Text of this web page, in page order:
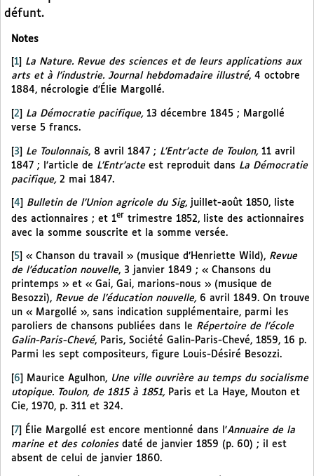
défunt.
Notes
1
La Nature. Revue des sciences et de leurs applications aux
arts et à l’industrie. Journal hebdomadaire illustré, 4 octobre
1884, nécrologie d’Élie Margollé.
2 La Démocratie pacifique, 13 décembre 1845 ; Margollé
verse 5 francs.
[3] Le Toulonnais, 8 avril 1847 ; L’Entr’acte de Toulon, 11 avril
1847 ; l’article de L’Entr’acte est reproduit dans La Démocratie
pacifique, 2 mai 1847.
4 Bulletin de l’Union agricole du Sig, juillet-août 1850, liste
des actionnaires ; et 1er trimestre 1852, liste des actionnaires
avec la somme souscrite et la somme versée.
5 « Chanson du travail » (musique d’Henriette Wild), Revue
de l’éducation nouvelle, 3 janvier 1849 ; « Chansons du
printemps » et « Gai, Gai, marions-nous » (musique de
Besozzi), Revue de l’éducation nouvelle, 6 avril 1849. On trouve
un « Margollé », sans indication supplémentaire, parmi les
paroliers de chansons publiées dans le Répertoire de l’école
Galin-Paris-Chevé, Paris, Société Galin-Paris-Chevé, 1859, 16 p.
Parmi les sept compositeurs, figure Louis-Désiré Besozzi.
6 Maurice Agulhon, Une ville ouvrière au temps du socialisme
utopique. Toulon, de 1815 à 1851, Paris et La Haye, Mouton et
Cie, 1970, p. 311 et 324.
[7] Élie Margollé est encore mentionné dans l’Annuaire de la
marine et des colonies daté de janvier 1859 (p. 60) ; il est
absent de celui de janvier 1860.